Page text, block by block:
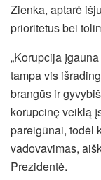
Zienka, aptarė
prioritetus bei
„Korupcija
tampa vis
brangūs ir
korupcinę veiklą
pareigūnai, todėl
vadovavimas,
Prezidentė.